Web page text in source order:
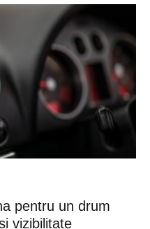
pentru un drum
vizibilitate